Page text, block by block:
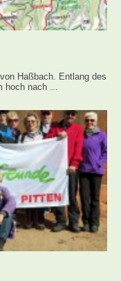
Haßbach. Entlang des
hoch nach ...